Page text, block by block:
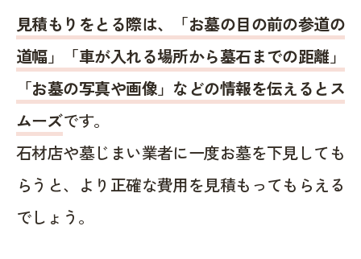
見積もりをとる際は、「お墓の目の前の参道の
道幅」「車が入れる場所から墓石までの距離」
「お墓の写真や画像」などの情報を伝えるとス
ムーズです。
石材店や墓じまい業者に一度お墓を下見しても
らうと、より正確な費用を見積もってもらえる
でしょう。